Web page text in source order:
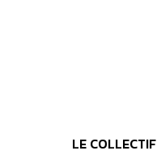
LE COLLECTIF